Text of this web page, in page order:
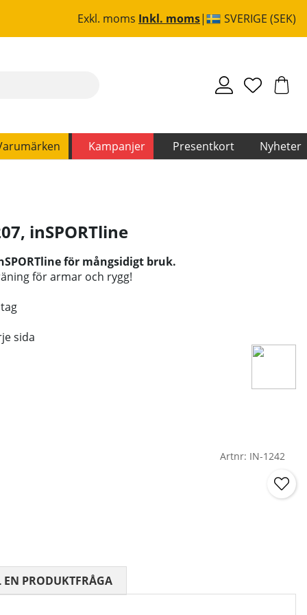
Exkl. moms Inkl. moms SVERIGE (SEK)
Kampanjer Presentkort Nyheter
, inSPORTline
för mångsidigt bruk.
för armar och rygg!
sida
Artnr: IN-1242
0 AV 5 ANTAL BETYG 0
EN PRODUKTFRÅGA